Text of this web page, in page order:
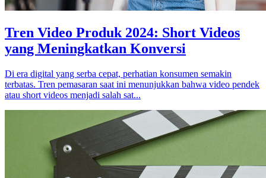
Tren Video Produk 2024: Short Videos
yang Meningkatkan Konversi
Di era digital yang serba cepat, perhatian konsumen semakin
terbatas. Tren pemasaran saat ini menunjukkan bahwa video pendek
atau short videos menjadi salah sat...